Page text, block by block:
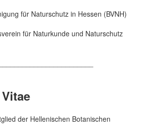
für Naturschutz in Hessen (BVNH)
für Naturkunde und Naturschutz
der Hellenischen Botanischen